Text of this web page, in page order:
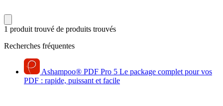
1 produit trouvé de produits trouvés
Recherches fréquentes
Ashampoo® PDF Pro 5 Le package complet pour vos
PDF : rapide, puissant et facile